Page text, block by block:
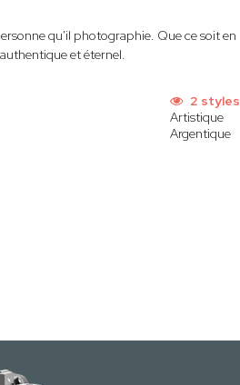
qu'il photographie. Que ce soit en
et éternel.
2 styles
Artistique
Argentique